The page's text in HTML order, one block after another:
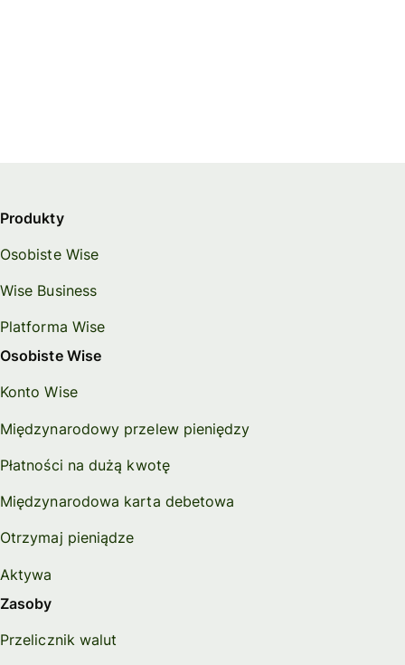
Produkty
Osobiste Wise
Wise Business
Platforma Wise
Osobiste Wise
Konto Wise
Międzynarodowy przelew pieniędzy
Płatności na dużą kwotę
Międzynarodowa karta debetowa
Otrzymaj pieniądze
Aktywa
Zasoby
Przelicznik walut